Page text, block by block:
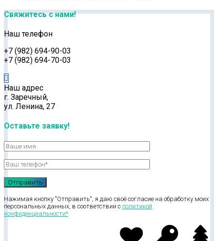
Свяжитесь с нами!
Наш телефон
+7 (982) 694-90-03
+7 (982) 694-70-03
Наш адрес
г. Заречный,
ул. Ленина, 27
Оставьте заявку!
Нажимая кнопку "Отправить", я даю своё согласие на обработку моих
персональных данных, в соответствии с политикой
конфиденциальности*